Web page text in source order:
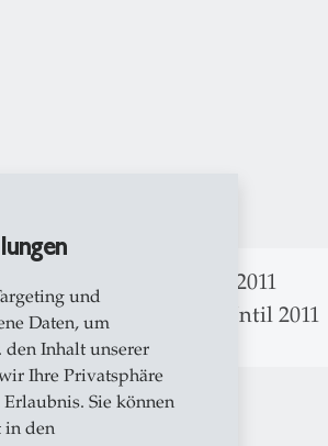
und
Daten, um
den Inhalt unserer
Ihre Privatsphäre
Sie können
den
University, 1998-2011
of Aalto University, Until 2011